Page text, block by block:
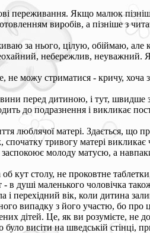
переживання. Якщо малюк
виробів, а пізніше з
за нього, цілую, обіймаю, але
небережлив,
можу стриматися - кричу,
перед дитиною, і тут,
до подразнення і викликає
люблячої матері. Здається, що
тривогу матері
молоду матусю, а
столу, не проковтне
в душі маленького чоловічка
перехідний вік, коли дитина
випадку з його участю, бо
дітей. Це, як ви розумієте, не
висіти на шведській стінці,